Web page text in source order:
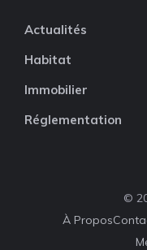
Actualités
Habitat
Immobilier
Réglementation
©
À Propos